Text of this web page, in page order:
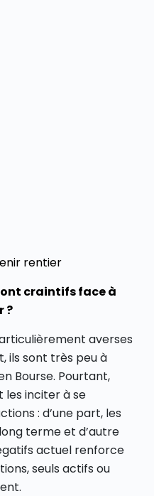
rentier
craintifs face à
?
averses
ils sont très peu à
Bourse. Pourtant,
les inciter à se
: d’une part, les
terme et d’autre
actuel renforce
seuls actifs ou